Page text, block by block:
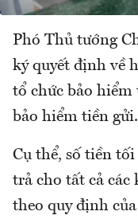
Phó Thủ tướng
ký quyết định về
tổ chức bảo
bảo hiểm tiền gửi.
Cụ thể, số tiền
trả cho tất cả các
theo quy định